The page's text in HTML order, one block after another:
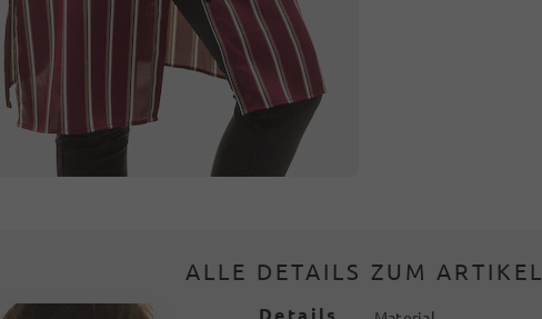
ALLE DETAILS ZUM ARTIKEL
Details